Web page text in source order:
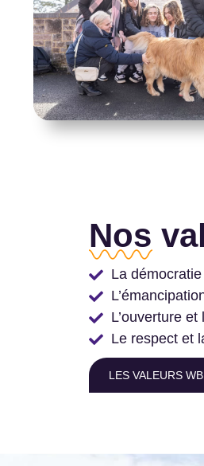
Nos
La démocratie
L’ouverture
Le respect et
LES VALEURS